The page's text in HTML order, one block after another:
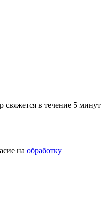
в течение 5 минут
на обработку